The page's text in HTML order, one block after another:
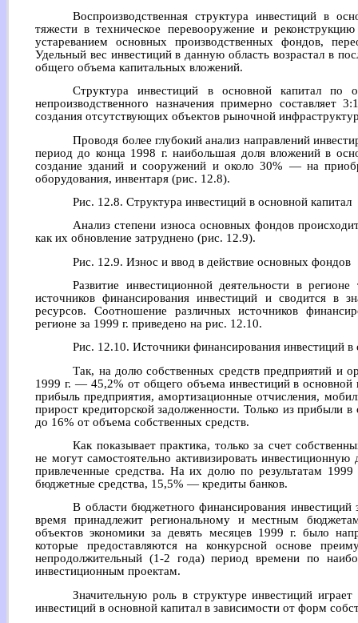
Воспроизводственная структура инвестиций в
тяжести в техническое перевооружение и
устареванием основных производственных фондов,
Удельный вес инвестиций в данную область возрастал в
общего объема капитальных вложений.
Структура инвестиций в основной капитал по
непроизводственного назначения примерно составляет
создания отсутствующих объектов рыночной
Проводя более глубокий анализ направлений
период до конца 1998 г. наибольшая доля вложений в
создание зданий и сооружений и около 30% — на
оборудования, инвентаря (рис. 12.8).
Рис. 12.8. Структура инвестиций в основной капитал
Анализ степени износа основных фондов
как их обновление затруднено (рис. 12.9).
Рис. 12.9. Износ и ввод в действие основных фондов
Развитие инвестиционной деятельности в
источников финансирования инвестиций и сводится в
ресурсов. Соотношение различных источников
регионе за 1999 г. приведено на рис. 12.10.
Рис. 12.10. Источники финансирования инвестиций в
Так, на долю собственных средств предприятий и
1999 г. — 45,2% от общего объема инвестиций в основной
прибыль предприятия, амортизационные отчисления,
прирост кредиторской задолженности. Только из прибыли
до 16% от объема собственных средств.
Как показывает практика, только за счет
не могут самостоятельно активизировать
привлеченные средства. На их долю по результатам
бюджетные средства, 15,5% — кредиты банков.
В области бюджетного финансирования инвестиций
время принадлежит региональному и местным
объектов экономики за девять месяцев 1999 г. было
которые предоставляются на конкурсной основе
непродолжительный (1-2 года) период времени по
инвестиционным проектам.
Значительную роль в структуре инвестиций
инвестиций в основной капитал в зависимости от форм